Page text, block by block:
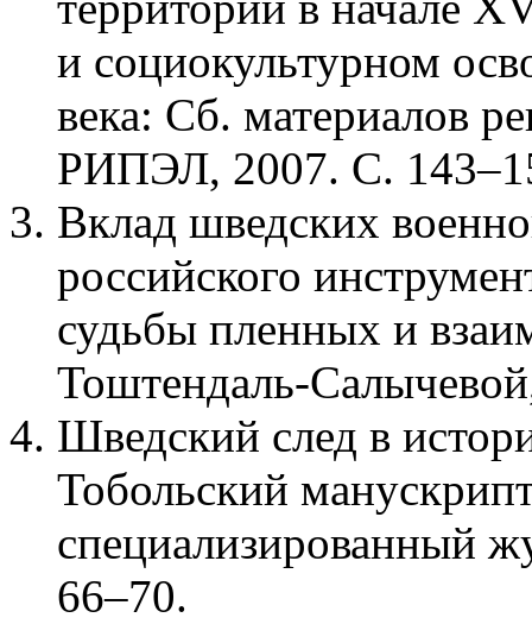
и социокультурном
века: Сб. материалов
РИПЭЛ, 2007. С.
Вклад шведских
российского
судьбы пленных и
Тоштендаль-
Шведский след в
Тобольский
специализированный
66–70.